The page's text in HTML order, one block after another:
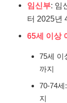
임신부: 임
터 2025년
65세 이상
75세 이
까지
70-74세
지